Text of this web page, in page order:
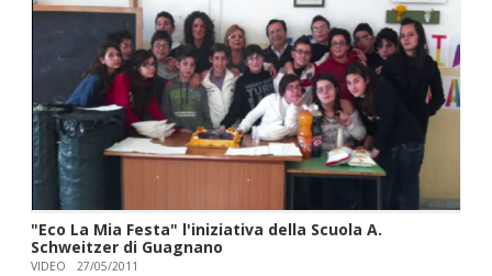
"Eco La Mia Festa" l'iniziativa della Scuola A.
Schweitzer di Guagnano
VIDEO 27/05/2011